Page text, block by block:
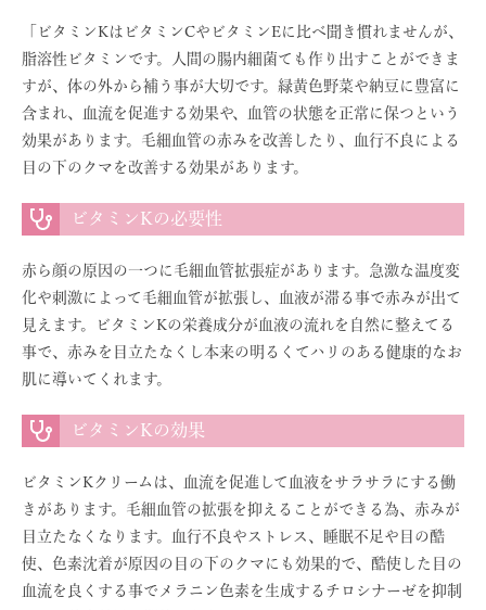
「ビタミンKはビタミンCやビタミンEに比べ聞き慣れませんが、
脂溶性ビタミンです。人間の腸内細菌ても作り出すことができま
すが、体の外から補う事が大切です。緑黄色野菜や納豆に豊富に
含まれ、血流を促進する効果や、血管の状態を正常に保つという
効果があります。毛細血管の赤みを改善したり、血行不良による
目の下のクマを改善する効果があります。
ビタミンKの必要性
赤ら顔の原因の一つに毛細血管拡張症があります。急激な温度変
化や刺激によって毛細血管が拡張し、血液が滞る事で赤みが出て
見えます。ビタミンKの栄養成分が血液の流れを自然に整えてる
事で、赤みを目立たなくし本来の明るくてハリのある健康的なお
肌に導いてくれます。
ビタミンKの効果
ビタミンKクリームは、血流を促進して血液をサラサラにする働
きがあります。毛細血管の拡張を抑えることができる為、赤みが
目立たなくなります。血行不良やストレス、睡眠不足や目の酷
使、色素沈着が原因の目の下のクマにも効果的で、酷使した目の
血流を良くする事でメラニン色素を生成するチロシナーゼを抑制